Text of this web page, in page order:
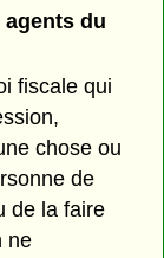
du
fiscale qui
chose ou
de
de la faire
ne